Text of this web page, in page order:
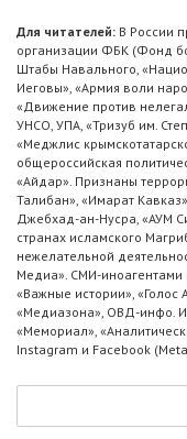
Для читателей: В России
организации ФБК (Фонд
Штабы Навального,
Иеговы», «Армия воли
«Движение против
УНСО, УПА, «Тризуб им.
«Меджлис
общероссийская
«Айдар». Признаны
Талибан», «Имарат
Джебхад-ан-Нусра, «АУМ
странах исламского
нежелательной
Медиа». СМИ-иноагентами
«Важные истории», «Голос
«Медиазона», ОВД-инфо.
«Мемориал»,
Instagram и Facebook